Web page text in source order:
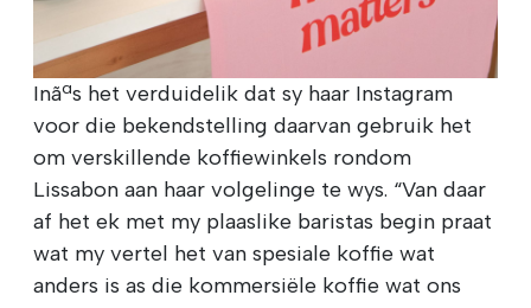
Inãªs het verduidelik dat sy haar Instagram
voor die bekendstelling daarvan gebruik het
om verskillende koffiewinkels rondom
Lissabon aan haar volgelinge te wys. “Van daar
af het ek met my plaaslike baristas begin praat
wat my vertel het van spesiale koffie wat
anders is as die kommersiële koffie wat ons